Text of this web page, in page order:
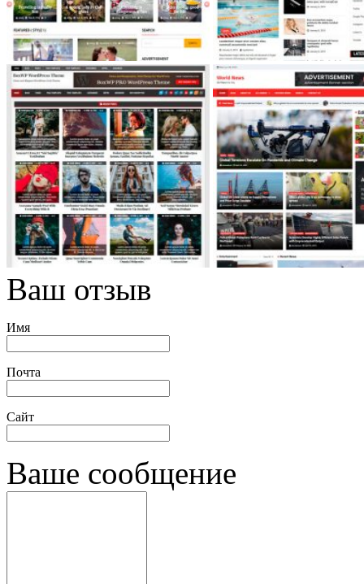
Ваш отзыв
Имя
Почта
Сайт
Ваше сообщение